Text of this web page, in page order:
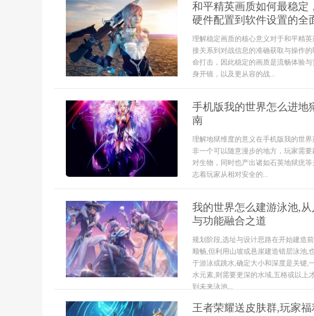
和平精英画质如何最稳定
硬件配置到软件设置的全
理解稳定画质的核心意义对于和平精
接关系到对战信息的准确获取与操作
命打击，因此稳定的画质是流畅体验
身开镜，以及更从容的战...
手机版我的世界怎么进地
南
理解地狱维度的意义在手机版我的世
非一个可以随意漫步的地方，玩家需
对生物，同时也产出诸如石英地狱疣
志着玩家从相对安全的...
我的世界怎么建游泳池,
与功能融合之道
规划阶段,选址与设计思路在开始建造
顺畅,但利用山坡或悬崖建造错层泳池,
于游泳或跳水,确定大小和深度是关键,
水元素,则需要更深的水域,五格或以上
到未来泳池...
王者荣耀送皮肤群,玩家